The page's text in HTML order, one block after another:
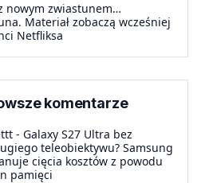
nowym zwiastunem…
Materiał zobaczą wcześniej
Netfliksa
komentarze
- Galaxy S27 Ultra bez
teleobiektywu? Samsung
cięcia kosztów z powodu
pamięci